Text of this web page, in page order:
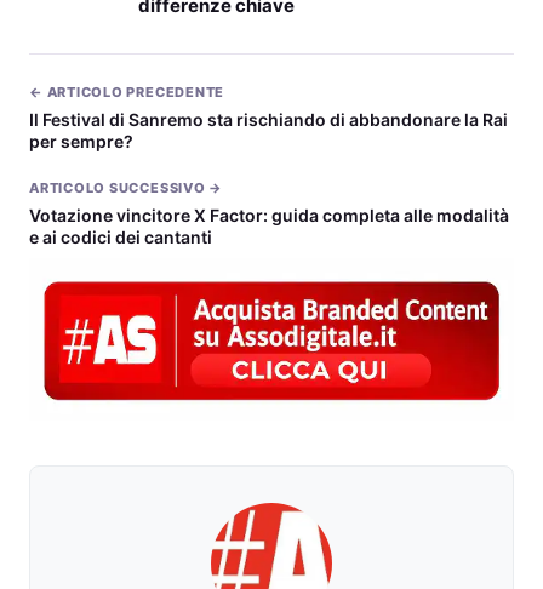
differenze chiave
← ARTICOLO PRECEDENTE
Il Festival di Sanremo sta rischiando di abbandonare la Rai
per sempre?
ARTICOLO SUCCESSIVO →
Votazione vincitore X Factor: guida completa alle modalità
e ai codici dei cantanti